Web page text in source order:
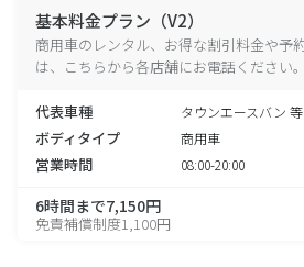
基本料金プラン（V2）
商用車のレンタル、お得な割引料金や予
は、こちらから各店舗にお電話ください。
代表車種 タウンエースバン 等
ボディタイプ 商用車
営業時間 08:00-20:00
6時間まで7,150円
免責補償制度1,100円